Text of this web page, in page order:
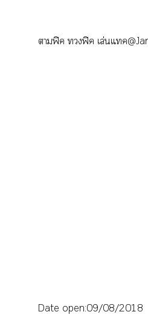
าฟิค ฟิค เล่นแทค
Date open:09/08/2018